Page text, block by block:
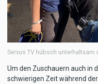
Servus TV hübsch unterhaltsam
Um den Zuschauern auch in
schwierigen Zeit während